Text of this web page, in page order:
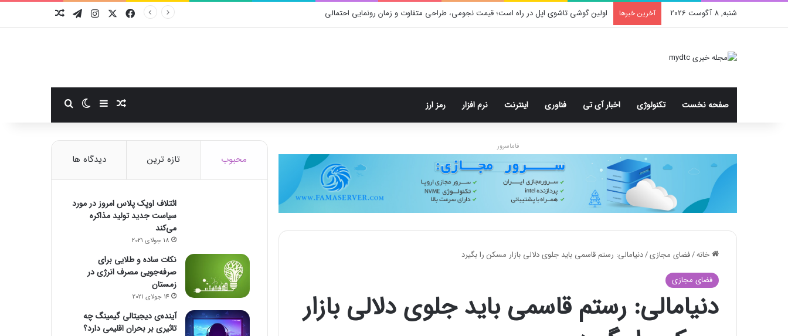
شنبه, 8 آگوست 2026 آخرین خبرها اولین گوشی تاشوی اپل در راه است؛ قیمت نجومی، طراحی متفاوت و زمان رونمایی احتمالی فیسبوکایکس اینستاگرام
تلگرام
صفحه نخست تکنولوژی اخبار آی تی فناوری اینترنت نرم افزار رمز ارز نوشته تصادفی
سایدبارتغییر پوسته
فاماسرور
خانه/فضای مجازی/دنیامالی: رستم قاسمی باید جلوی دلالی بازار مسکن را بگیرد
فضای مجازی
دنیامالی: رستم قاسمی باید جلوی دلالی بازار
محبوب تازه ترین دیدگاه ها
ائتلاف اوپک پلاس امروز در مورد
سیاست جدید تولید مذاکره
می‌کند
18 جولای 2021
نکات ساده و طلایی برای
صرفه‌جویی مصرف انرژی در
زمستان
14 جولای 2021
آینده‌ی دیجیتالی گیمینگ چه
تاثیری بر بحران اقلیمی دارد؟